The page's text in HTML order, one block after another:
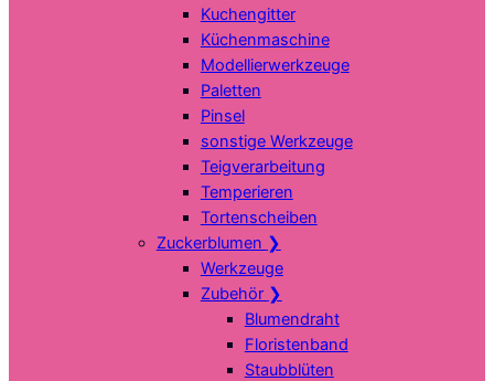
Kuchengitter
Küchenmaschine
Modellierwerkzeuge
Paletten
Pinsel
sonstige Werkzeuge
Teigverarbeitung
Temperieren
Tortenscheiben
Zuckerblumen ❯
Werkzeuge
Zubehör ❯
Blumendraht
Floristenband
Staubblüten